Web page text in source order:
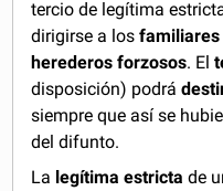
tercio de legítima
dirigirse a losfamiliares
herederos forzosos. El
disposición) podrá
siempre que así se
del difunto.
La legítima estricta de